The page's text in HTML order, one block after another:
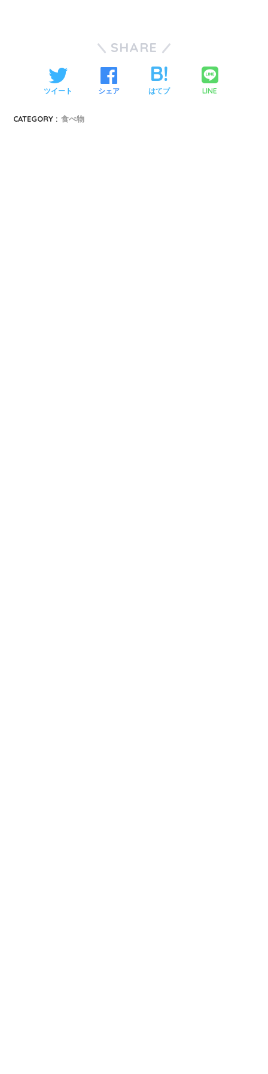
SHARE
ツイート シェア はてブ LINE
CATEGORY : 食べ物